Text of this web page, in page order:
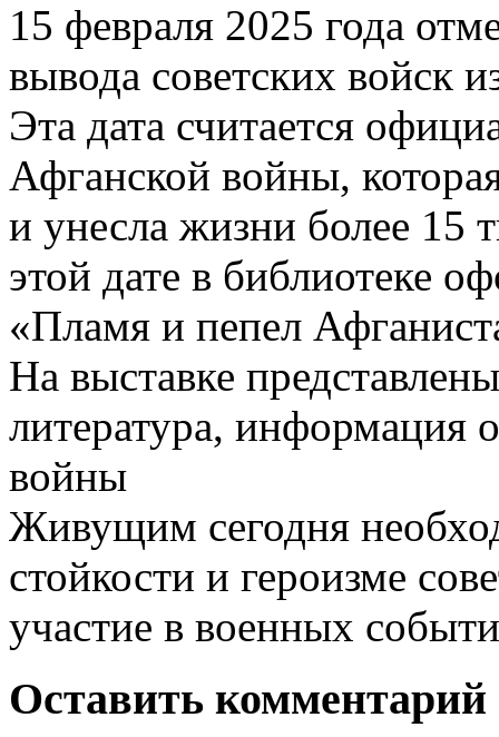
15 февраля 2025 года
вывода советских войск
Эта дата считается
Афганской войны,
и унесла жизни более 15
этой дате в библиотеке
«Пламя и пепел
На выставке
литература, информация
войны
Живущим сегодня
стойкости и героизме
участие в военных
Оставить комментарий